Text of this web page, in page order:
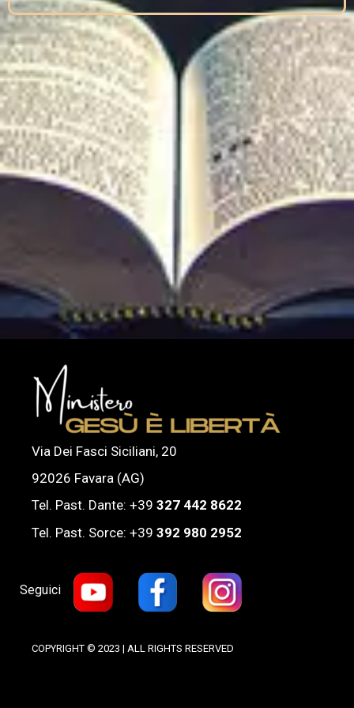
Via Dei Fasci Siciliani, 20
92026 Favara (AG)
Tel. Past. Dante: +39 327 442 8622
Tel. Past. Sorce: +39 392 980 2952
Seguici
COPYRIGHT © 2023 | ALL RIGHTS RESERVED